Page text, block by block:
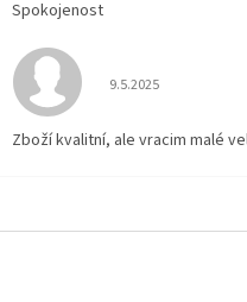
Spokojenost
Hodnocení
9.5.2025
Zboží kvalitní, ale vracim malé